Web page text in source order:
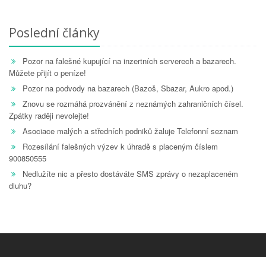
Poslední články
Pozor na falešné kupující na inzertních serverech a bazarech.
Můžete přijít o peníze!
Pozor na podvody na bazarech (Bazoš, Sbazar, Aukro apod.)
Znovu se rozmáhá prozvánění z neznámých zahraničních čísel.
Zpátky raději nevolejte!
Asociace malých a středních podniků žaluje Telefonní seznam
Rozesílání falešných výzev k úhradě s placeným číslem
900850555
Nedlužíte nic a přesto dostáváte SMS zprávy o nezaplaceném
dluhu?